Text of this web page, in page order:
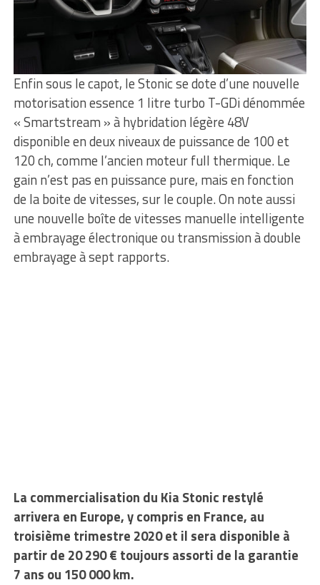
Enfin sous le capot, le Stonic se dote d’une nouvelle
motorisation essence 1 litre turbo T-GDi dénommée
« Smartstream » à hybridation légère 48V
disponible en deux niveaux de puissance de 100 et
120 ch, comme l’ancien moteur full thermique. Le
gain n’est pas en puissance pure, mais en fonction
de la boite de vitesses, sur le couple. On note aussi
une nouvelle boîte de vitesses manuelle intelligente
à embrayage électronique ou transmission à double
embrayage à sept rapports.
La commercialisation du Kia Stonic restylé
arrivera en Europe, y compris en France, au
troisième trimestre 2020 et il sera disponible à
partir de 20 290 € toujours assorti de la garantie
7 ans ou 150 000 km.